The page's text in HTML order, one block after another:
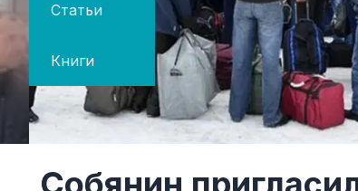
Статьи
Книги